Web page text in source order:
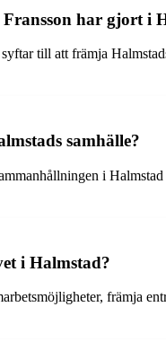
har gjort i
till att främja
samhälle?
i
i Halmstad?
främja